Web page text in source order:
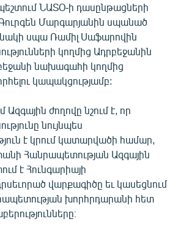
կայքերը
ՆԱՏՕ-ի դասընթացների
Մարգարյանին սպանած
սպա Ռամիլ Սաֆարովին
կողմից Ադրբեջանին
նախագահի կողմից
կապակցությամբ:
Ազգային ժողովը նշում է, որ
նույնպես
է կրում կատարվածի համար,
Հանրապետության Ազգային
է Հունգարիայի
վարքագիծը եւ կասեցնում
խորհրդարանի հետ